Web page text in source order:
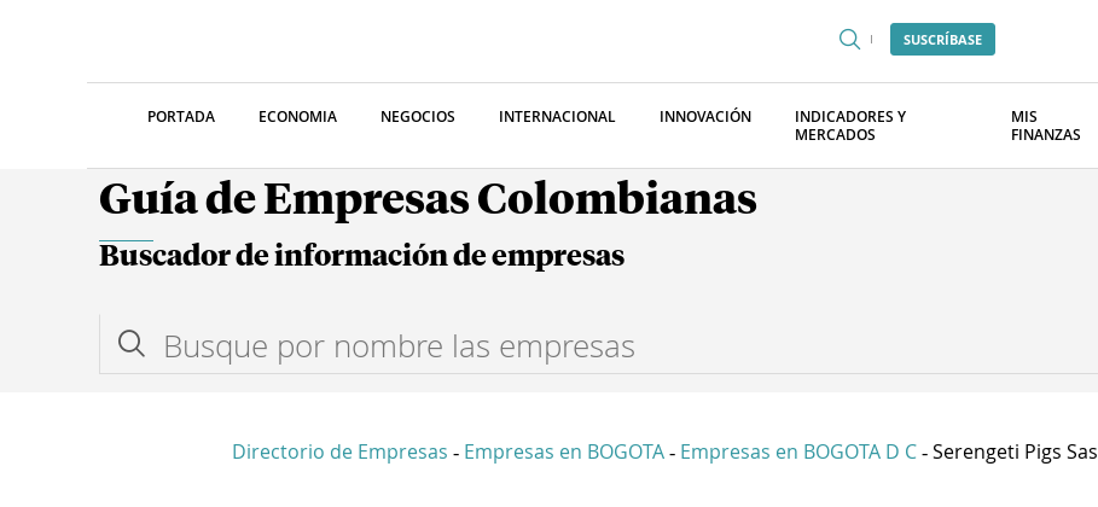
SUSCRÍBASE
PORTADA ECONOMIA NEGOCIOS INTERNACIONAL INNOVACIÓN
INDICADORES Y
MERCADOS
MIS
FINANZAS
Guía de Empresas Colombianas
Buscador de información de empresas
Directorio de Empresas - Empresas en BOGOTA - Empresas en BOGOTA D C - Serengeti Pigs Sas